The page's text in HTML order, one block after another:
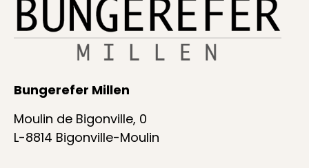
Bungerefer Millen
Moulin de Bigonville, 0
L-8814 Bigonville-Moulin